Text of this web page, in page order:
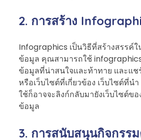
2. การสร้าง
Infographics เป็นวิธีที่สร้างสรรค์ใ
ข้อมูล คุณสามารถใช้
ข้อมูลที่น่าสนใจและท้าทาย และแช
หรือเว็บไซต์ที่เกี่ยวข้อง เว็บไซต์ที่น
ใช้ก็อาจจะลิงก์กลับมายังเว็บไซต์ข
ข้อมูล
3. การสนับสนุนกิจกรร